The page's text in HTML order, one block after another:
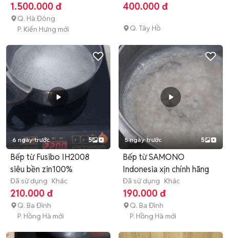
1.500.000 đ
Q. Hà Đông
P. Kiến Hưng mới
400.000 đ
Q. Tây Hồ
6 ngày trước 5
Bếp từ Fusibo IH2008
siêu bền zin100%
Đã sử dụng Khác
210.000 đ
Q. Ba Đình
P. Hồng Hà mới
5 ngày trước 5
Bếp từ SAMONO
Indonesia xịn chính hãng
Đã sử dụng Khác
190.000 đ
Q. Ba Đình
P. Hồng Hà mới